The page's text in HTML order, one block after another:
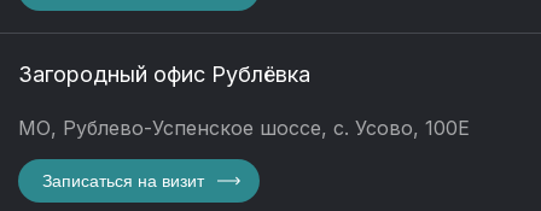
Загородный офис Рублёвка
МО, Рублево-Успенское шоссе, с. Усово, 100Е
Записаться на визит